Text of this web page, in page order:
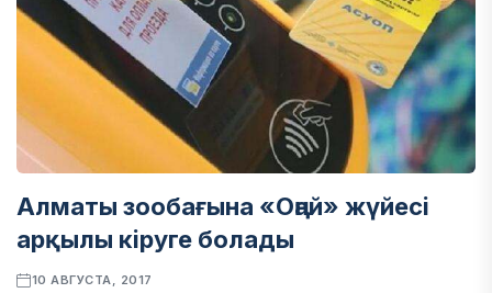
Алматы зообағына «Оңай» жүйесі
арқылы кіруге болады
10 АВГУСТА, 2017